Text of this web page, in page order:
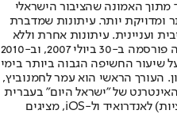
מתוך האמונה שהציבור הישראלי
ומדויקת יותר. עיתונות שמדברת
ועניינית. עיתונות אחרת וללא
תשלום. המהדורה המודפסת הראשונה פורסמה ב-30 ביולי 2007, וב-2010
שיעור החשיפה הגבוה ביותר בימי
העורך הראשי הוא עמר לחמנוביץ,
של "ישראל היום" בעברית
ובאנגלית, כמו כן היישומונים (אפליקציות) לאנדרואיד ול-iOS, מציגים